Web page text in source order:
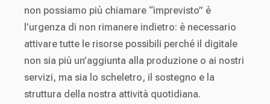
non possiamo più chiamare “imprevisto” è
l’urgenza di non rimanere indietro: è necessario
attivare tutte le risorse possibili perché il digitale
non sia più un’aggiunta alla produzione o ai nostri
servizi, ma sia lo scheletro, il sostegno e la
struttura della nostra attività quotidiana.